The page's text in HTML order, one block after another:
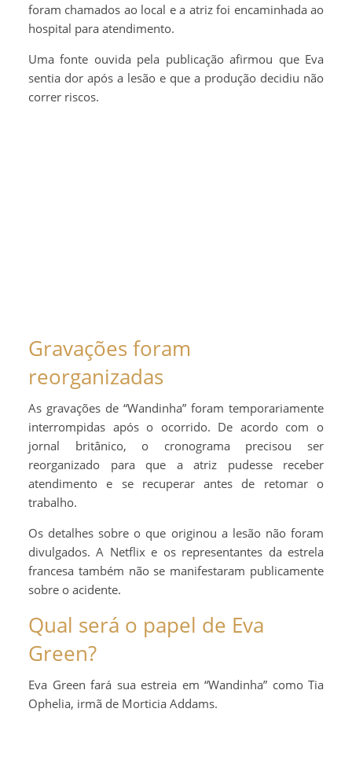
foram chamados ao local e a atriz foi encaminhada ao
hospital para atendimento.
Uma fonte ouvida pela publicação afirmou que Eva
sentia dor após a lesão e que a produção decidiu não
correr riscos.
Gravações foram
reorganizadas
As gravações de “Wandinha” foram temporariamente
interrompidas após o ocorrido. De acordo com o
jornal britânico, o cronograma precisou ser
reorganizado para que a atriz pudesse receber
atendimento e se recuperar antes de retomar o
trabalho.
Os detalhes sobre o que originou a lesão não foram
divulgados. A Netflix e os representantes da estrela
francesa também não se manifestaram publicamente
sobre o acidente.
Qual será o papel de Eva
Green?
Eva Green fará sua estreia em “Wandinha” como Tia
Ophelia, irmã de Morticia Addams.